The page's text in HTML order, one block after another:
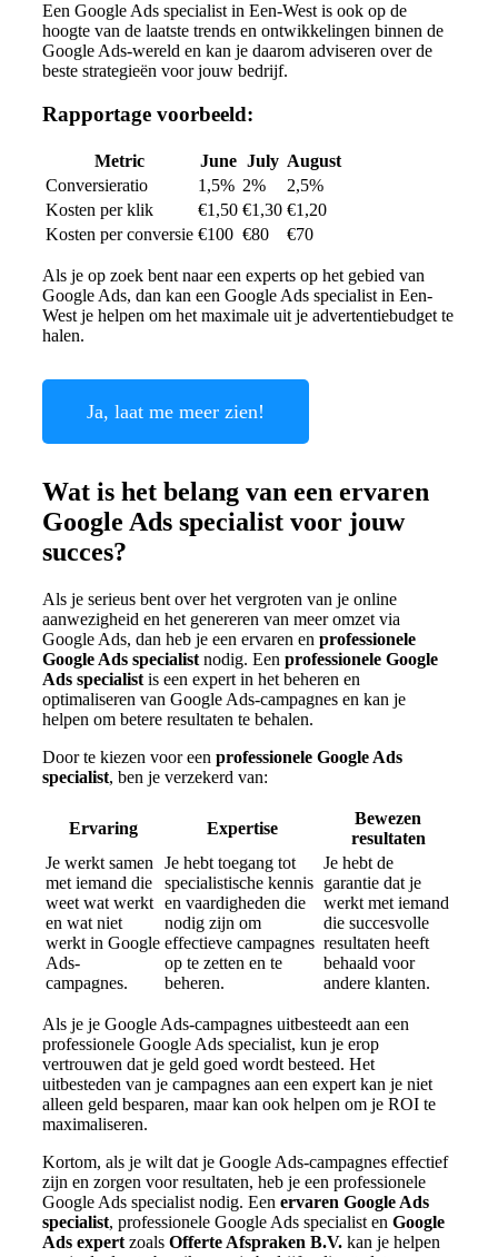
Een Google Ads specialist in Een-West is ook op de
hoogte van de laatste trends en ontwikkelingen binnen de
Google Ads-wereld en kan je daarom adviseren over de
beste strategieën voor jouw bedrijf.
Rapportage voorbeeld:
Metric June July August
Conversieratio
1,5% 2%
2,5%
Kosten per klik
€1,50 €1,30 €1,20
Kosten per conversie €100 €80 €70
Als je op zoek bent naar een experts op het gebied van
Google Ads, dan kan een Google Ads specialist in Een-
West je helpen om het maximale uit je advertentiebudget te
halen.
Ja, laat me meer zien!
Wat is het belang van een ervaren
Google Ads specialist voor jouw
succes?
Als je serieus bent over het vergroten van je online
aanwezigheid en het genereren van meer omzet via
Google Ads, dan heb je een ervaren en professionele
Google Ads specialist nodig. Een professionele Google
Ads specialist is een expert in het beheren en
optimaliseren van Google Ads-campagnes en kan je
helpen om betere resultaten te behalen.
Door te kiezen voor een professionele Google Ads
specialist, ben je verzekerd van:
Ervaring Expertise
Bewezen
resultaten
Je werkt samen
met iemand die
weet wat werkt
en wat niet
werkt in Google
Ads-
campagnes.
Je hebt toegang tot
specialistische kennis
en vaardigheden die
nodig zijn om
effectieve campagnes
op te zetten en te
beheren.
Je hebt de
garantie dat je
werkt met iemand
die succesvolle
resultaten heeft
behaald voor
andere klanten.
Als je je Google Ads-campagnes uitbesteedt aan een
professionele Google Ads specialist, kun je erop
vertrouwen dat je geld goed wordt besteed. Het
uitbesteden van je campagnes aan een expert kan je niet
alleen geld besparen, maar kan ook helpen om je ROI te
maximaliseren.
Kortom, als je wilt dat je Google Ads-campagnes effectief
zijn en zorgen voor resultaten, heb je een professionele
Google Ads specialist nodig. Een ervaren Google Ads
specialist, professionele Google Ads specialist en Google
Ads expert zoals Offerte Afspraken B.V. kan je helpen